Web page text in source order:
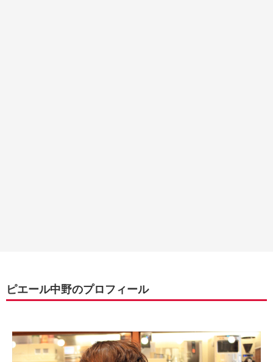
ピエール中野のプロフィール